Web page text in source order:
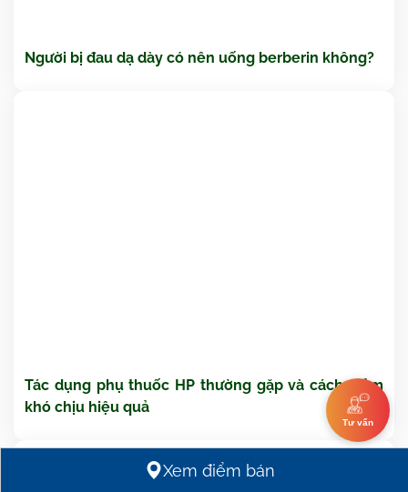
Người bị đau dạ dày có nên uống berberin không?
Tác dụng phụ thuốc HP thường gặp và cách giảm
khó chịu hiệu quả
Tư vấn
Xem điểm bán